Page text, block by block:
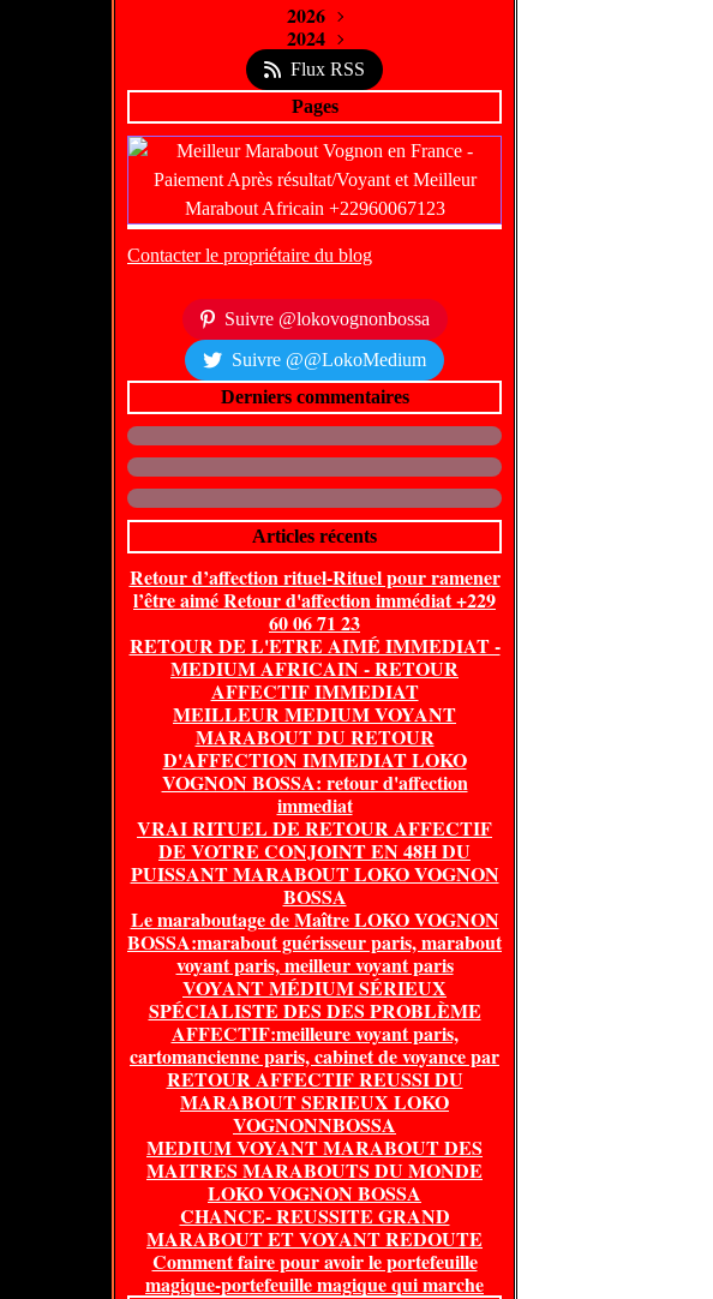
2026
Juin(300)
Avril(5)
2024
Février(1)
Flux RSS
Pages
Contacter le propriétaire du blog
Suivre @lokovognonbossa
Suivre @@LokoMedium
Derniers commentaires
Articles récents
Retour d’affection rituel-Rituel pour ramener
l’être aimé Retour d'affection immédiat +229
60 06 71 23
RETOUR DE L'ETRE AIMÉ IMMEDIAT -
MEDIUM AFRICAIN - RETOUR
AFFECTIF IMMEDIAT
MEILLEUR MEDIUM VOYANT
MARABOUT DU RETOUR
D'AFFECTION IMMEDIAT LOKO
VOGNON BOSSA: retour d'affection
immediat
VRAI RITUEL DE RETOUR AFFECTIF
DE VOTRE CONJOINT EN 48H DU
PUISSANT MARABOUT LOKO VOGNON
BOSSA
Le maraboutage de Maître LOKO VOGNON
BOSSA:marabout guérisseur paris, marabout
voyant paris, meilleur voyant paris
VOYANT MÉDIUM SÉRIEUX
SPÉCIALISTE DES DES PROBLÈME
AFFECTIF:meilleure voyant paris,
cartomancienne paris, cabinet de voyance par
RETOUR AFFECTIF REUSSI DU
MARABOUT SERIEUX LOKO
VOGNONNBOSSA
MEDIUM VOYANT MARABOUT DES
MAITRES MARABOUTS DU MONDE
LOKO VOGNON BOSSA
CHANCE- REUSSITE GRAND
MARABOUT ET VOYANT REDOUTE
Comment faire pour avoir le portefeuille
magique-portefeuille magique qui marche